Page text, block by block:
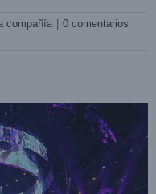
compañía
0 comentarios
casos
Noticias de la